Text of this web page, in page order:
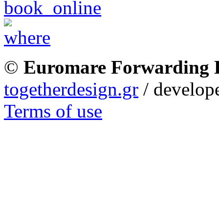
© Euromare Forwarding
togetherdesign.gr /
Terms of use